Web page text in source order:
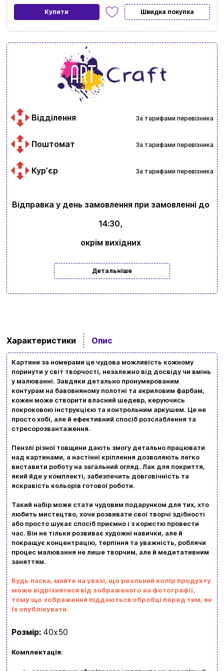
Купити Швидка покупка
Відділення За тарифами перевізника
Поштомат За тарифами перевізника
Курʼєр За тарифами перевізника
Відправка у день замовлення при замовленні до
14:30,
окрім вихідних
Детальніше
Характеристики Опис
Картини за номерами це чудова можливість кожному
поринути у світ творчості, незалежно від досвіду чи вмінь
у малюванні. Завдяки детально пронумерованим
контурам на бавовняному полотні та акриловим фарбам,
кожен може створити власний шедевр, керуючись
покроковою інструкцією та контрольним аркушем. Це не
просто хобі, але й ефективний спосіб розслаблення та
стресорозвантаження.
Пензлі різної товщини дають змогу детально працювати
над картинами, а настінні кріплення дозволяють легко
виставити роботу на загальний огляд. Лак для покриття,
який йде у комплекті, забезпечить довговічність та
яскравість кольорів готової роботи.
Такий набір може стати чудовим подарунком для тих, хто
любить мистецтво, хоче розвивати свої творчі здібності
або просто шукає спосіб приємно і з користю провести
час. Він не тільки розвиває художні навички, але й
покращує концентрацію, терпіння та уважність, роблячи
процес малювання не лише творчим, але й медитативним
заняттям.
Будь ласка, майте на увазі, що реальний колір продукту
може відрізнятися від зображеного на фотографії,
тому що зображення піддаються обробці перед тим, як
їх опублікувати.
Розмір: 40х50
Комплектація:
Вхід Реєстрація
Доставка та оплата
Новини та статті
Політика конфіденційності
Контакти
+380634324164
kubix.boardgames@gmail.com
Ваш кошик зараз порожній
Перегляньте асортимент нашого магазину і ви
обовʼязково знайдете щось цікавеньке